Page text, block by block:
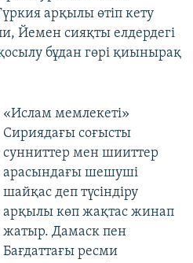
арқылы өтіп кету
Йемен сияқты елдердегі
бұдан гөрі қиынырақ
«Ислам мемлекеті»
Сириядағы соғысты
сунниттер мен шииттер
арасындағы шешуші
шайқас деп түсіндіру
арқылы көп жақтас жинап
жатыр. Дамаск пен
Бағдаттағы ресми